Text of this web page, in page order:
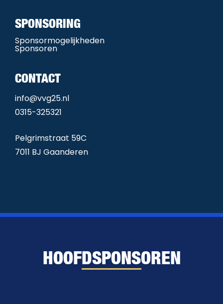
SPONSORING
Sponsormogelijkheden
Sponsoren
CONTACT
info@vvg25.nl
0315-325321
Pelgrimstraat 59C
7011 BJ Gaanderen
HOOFDSPONSOREN